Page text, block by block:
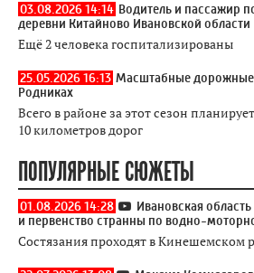
03.08.2026 14:14 Водитель и пассажир
деревни Китайново Ивановской области
Ещё 2 человека госпитализированы
25.05.2026 16:13 Масштабные дорожные
Родниках
Всего в районе за этот сезон
10 километров дорог
ПОПУЛЯРНЫЕ СЮЖЕТЫ
01.08.2026 14:28
Ивановская
и первенство странны по водно-
Состязания проходят в Кинешемском